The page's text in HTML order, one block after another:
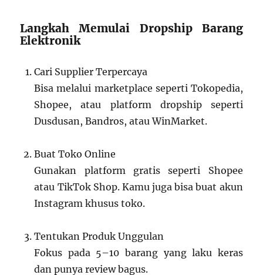
Langkah Memulai Dropship Barang
Elektronik
Cari Supplier Terpercaya
Bisa melalui marketplace seperti Tokopedia,
Shopee, atau platform dropship seperti
Dusdusan, Bandros, atau WinMarket.
Buat Toko Online
Gunakan platform gratis seperti Shopee
atau TikTok Shop. Kamu juga bisa buat akun
Instagram khusus toko.
Tentukan Produk Unggulan
Fokus pada 5–10 barang yang laku keras
dan punya review bagus.